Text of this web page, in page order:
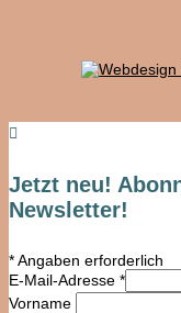

Jetzt neu!
Newsletter!
*Angaben erforderlich
E-Mail-Adresse *
Vorname